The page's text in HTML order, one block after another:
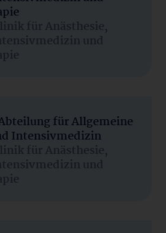
für Anästhesie,
und
für Allgemeine
Intensivmedizin
für Anästhesie,
und